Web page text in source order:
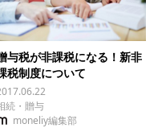
与税が非課税になる！新非
税制度について
続・贈与
moneliy編集部